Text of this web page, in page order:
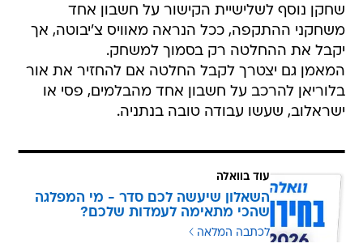
שחקן נוסף לשלישיית הקישור על חשבון אחד
משחקני ההתקפה, ככל הנראה מאוויס צ'יבוטה, אך
יקבל את ההחלטה רק בסמוך למשחק.
המאמן גם יצטרך לקבל החלטה אם להחזיר את אור
בלוריאן להרכב על חשבון אחד מהבלמים, פסי או
ישראלוב, שעשו עבודה טובה בנתניה.
עוד בוואלה
השאלון שיעשה לכם סדר - מי המפלגה
שהכי מתאימה לעמדות שלכם?
לכתבה המלאה